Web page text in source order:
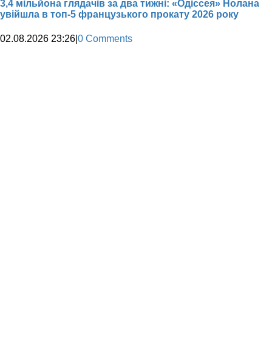
3,4 мільйона глядачів за два тижні: «Одіссея» Нолана
увійшла в топ-5 французького прокату 2026 року
02.08.2026 23:26 0 Comments